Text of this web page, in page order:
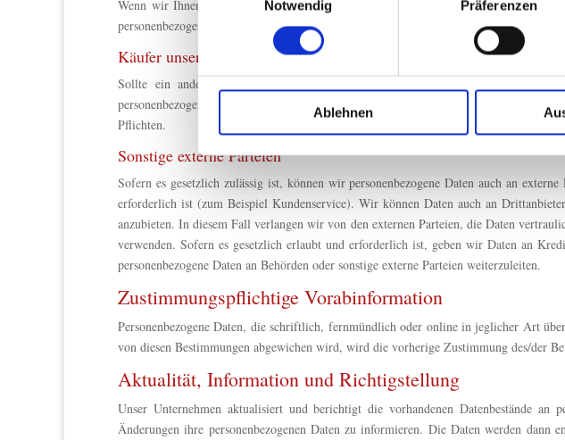
Wir verwenden Cookies, um Inhalte und Anzeigen zu
und die Zugriffe auf unsere Website zu analysieren.
der Dienste gesammelt haben.
Notwendig
Präferenzen
Ablehnen
Wenn wir Ihnen ein besonderes Angebot oder eine Aktion präsentieren, für deren
personenbezogene Daten an diesen Handelspartner weitergeben. Weitere
Käufer unseres Unternehmens
Sollte ein anderes Unternehmen unser Unternehmen erwerben oder Anteile an
personenbezogenen Daten, die von unserem Unternehmen erfasst wurden, in das
Pflichten.
Sonstige externe Parteien
Sofern es gesetzlich zulässig ist, können wir personenbezogene Daten auch an
erforderlich ist (zum Beispiel Kundenservice). Wir können Daten auch an
anzubieten. In diesem Fall verlangen wir von den externen Parteien, die Daten
verwenden. Sofern es gesetzlich erlaubt und erforderlich ist, geben wir Daten an
personenbezogene Daten an Behörden oder sonstige externe Parteien weiterzuleiten.
Zustimmungspflichtige Vorabinformation
Personenbezogene Daten, die schriftlich, fernmündlich oder online in jeglicher Art
von diesen Bestimmungen abgewichen wird, wird die vorherige Zustimmung des/der
Aktualität, Information und Richtigstellung
Unser Unternehmen aktualisiert und berichtigt die vorhandenen Datenbestände an
Änderungen ihre personenbezogenen Daten zu informieren. Die Daten werden